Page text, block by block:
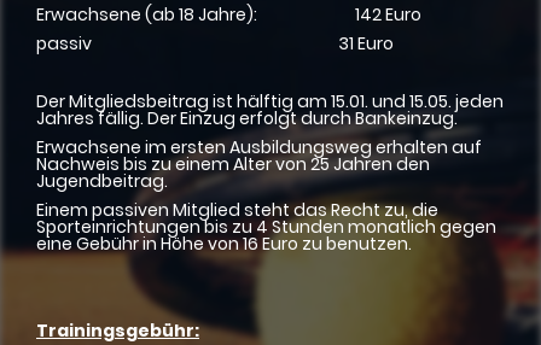
Erwachsene (ab 18 Jahre): 142 Euro
passiv 31 Euro
Der Mitgliedsbeitrag ist hälftig am 15.01. und 15.05. jeden
Jahres fällig. Der Einzug erfolgt durch Bankeinzug.
Erwachsene im ersten Ausbildungsweg erhalten auf
Nachweis bis zu einem Alter von 25 Jahren den
Jugendbeitrag.
Einem passiven Mitglied steht das Recht zu, die
Sporteinrichtungen bis zu 4 Stunden monatlich gegen
eine Gebühr in Höhe von 16 Euro zu benutzen.
Trainingsgebühr: